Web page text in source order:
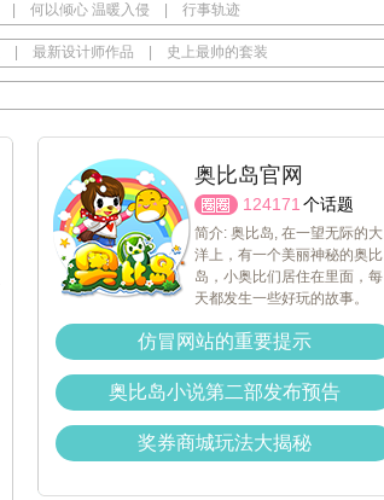
何以倾心 温暖入侵 行事轨迹
最新设计师作品 史上最帅的套装
奥比岛官网
124171 个话题
简介: 奥比岛, 在一望无际的大
洋上，有一个美丽神秘的奥比
岛，小奥比们居住在里面，每
天都发生一些好玩的故事。
仿冒网站的重要提示
奥比岛小说第二部发布预告
奖券商城玩法大揭秘